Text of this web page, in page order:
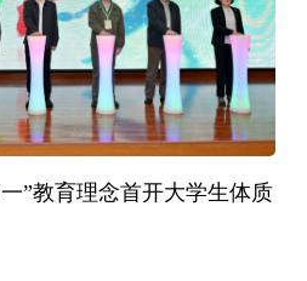
”教育理念首开大学生体质